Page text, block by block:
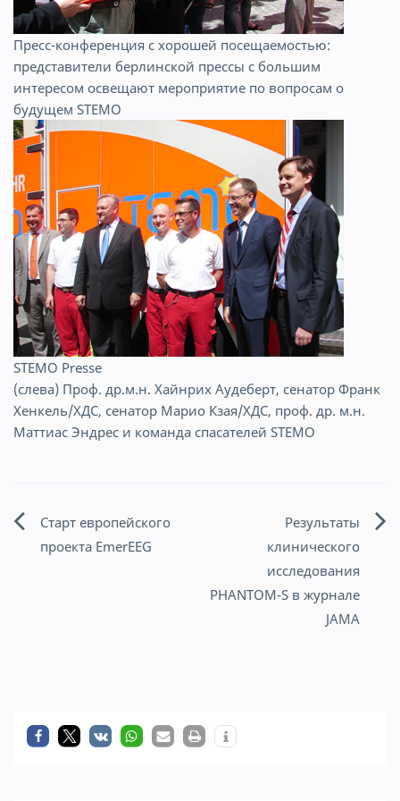
Пресс-конференция с хорошей посещаемостью:
представители берлинской прессы с большим
интересом освещают мероприятие по вопросам о
будущем STEMO
STEMO Presse
(слева) Проф. др.м.н. Хайнрих Аудеберт, сенатор Франк
Хенкель/ХДС, сенатор Марио Кзая/ХДС, проф. др. м.н.
Маттиас Эндрес и команда спасателей STEMO
Навигация
Старт европейского
проекта EmerEEG
Результаты
клинического
исследования
PHANTOM-S в журнале
JAMA